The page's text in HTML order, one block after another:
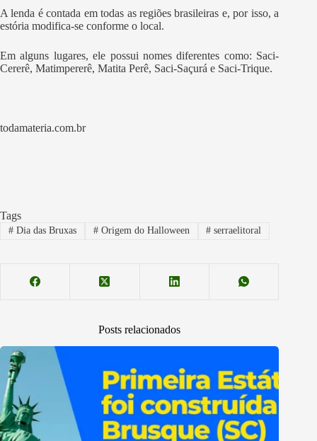
A lenda é contada em todas as regiões brasileiras e, por isso, a
estória modifica-se conforme o local.
Em alguns lugares, ele possui nomes diferentes como: Saci-
Cererê, Matimpererê, Matita Perê, Saci-Saçurá e Saci-Trique.
todamateria.com.br
Tags
#Dia das Bruxas #Origem do Halloween # serraelitoral
Posts relacionados